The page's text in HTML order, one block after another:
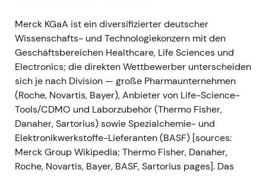
Investoren maßen der anhaltend hohen Nachfrage
nach Laborverbrauchsmaterialien und Reagenzien
zunehmend Bedeutung bei.[2],[8]- Technisch:
Positiver Impuls für die Kurserholung und
Bestandteil des breiteren Aufwärtstrends im Jahr
2021, getragen von der Life-Science-Nachfrage.[2],
[8]
2021-05-04 — Anhebung der Jahresprognose
nach starkem Q1- Ereignis: Nach einem starken
ersten Quartal (Nettoumsatz 4,63 Mrd. €) hob
Merck KGaA ist ein diversifizierter deutscher
Wissenschafts- und Technologiekonzern mit den
Geschäftsbereichen Healthcare, Life Sciences und
Electronics; die direkten Wettbewerber unterscheiden
sich je nach Division — große Pharmaunternehmen
(Roche, Novartis, Bayer), Anbieter von Life-Science-
Tools/CDMO und Laborzubehör (Thermo Fisher,
Danaher, Sartorius) sowie Spezialchemie- und
Elektronikwerkstoffe-Lieferanten (BASF) [sources:
Merck Group Wikipedia; Thermo Fisher, Danaher,
Roche, Novartis, Bayer, BASF, Sartorius pages]. Das